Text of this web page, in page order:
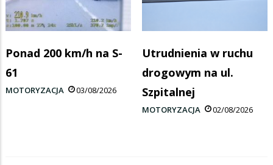
Ponad 200 km/h na S-
61
MOTORYZACJA 03/08/2026
Utrudnienia w ruchu
drogowym na ul.
Szpitalnej
MOTORYZACJA 02/08/2026